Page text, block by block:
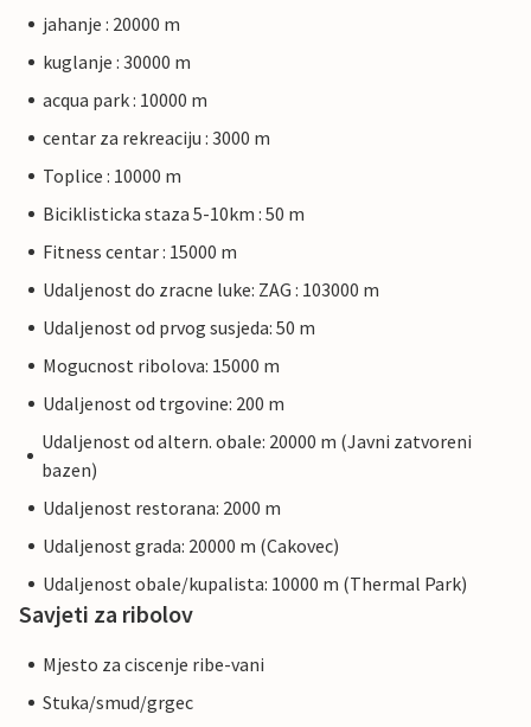
jahanje : 20000 m
kuglanje : 30000 m
acqua park : 10000 m
centar za rekreaciju : 3000 m
Toplice : 10000 m
Biciklisticka staza 5-10km : 50 m
Fitness centar : 15000 m
Udaljenost do zracne luke: ZAG : 103000 m
Udaljenost od prvog susjeda: 50 m
Mogucnost ribolova: 15000 m
Udaljenost od trgovine: 200 m
Udaljenost od altern. obale: 20000 m (Javni zatvoreni
bazen)
Udaljenost restorana: 2000 m
Udaljenost grada: 20000 m (Cakovec)
Udaljenost obale/kupalista: 10000 m (Thermal Park)
Savjeti za ribolov
Mjesto za ciscenje ribe-vani
Stuka/smud/grgec